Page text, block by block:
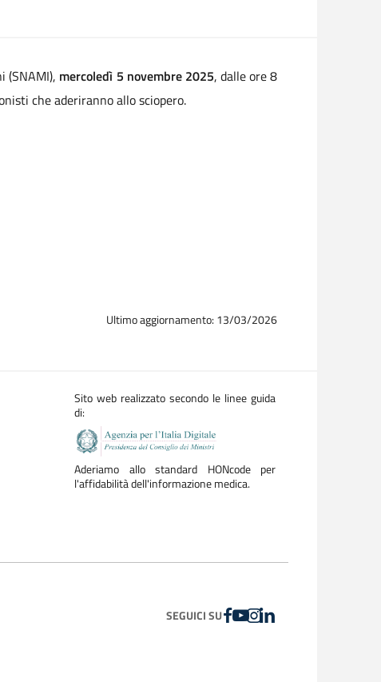
(SNAMI), mercoledì 5 novembre 2025, dalle ore 8
che aderiranno allo sciopero.
Ultimo aggiornamento: 13/03/2026
Sito web realizzato secondo le linee guida
di:
Aderiamo allo standard HONcode per
l'affidabilità dell'informazione medica.
SEGUICI SUFACEBOOK
YOUTUBE
INSTAGRAM
LINKEDIN